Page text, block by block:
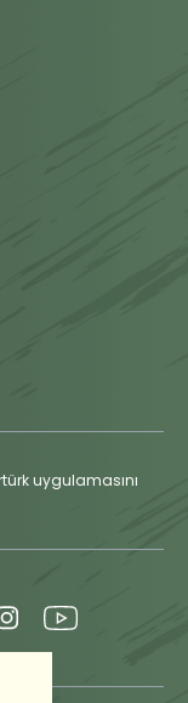
uygulamasını